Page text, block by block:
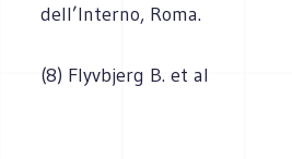
dell’Interno, Roma.
(8) Flyvbjerg B. et al